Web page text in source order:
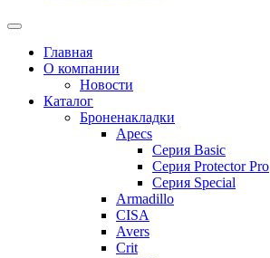
Главная
О компании
Новости
Каталог
Броненакладки
Apecs
Серия Basic
Серия Protector Pro
Серия Special
Armadillo
CISA
Avers
Crit